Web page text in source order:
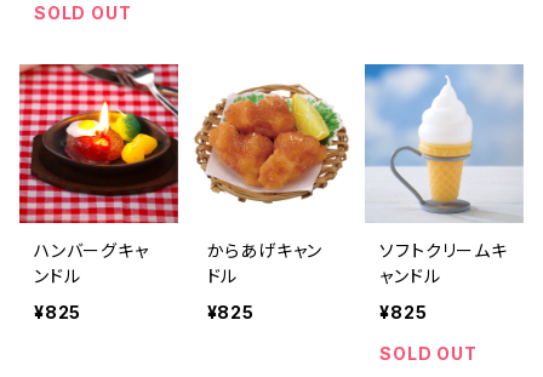
SOLD OUT
ハンバーグキャ
ンドル
¥825
からあげキャン
ドル
¥825
ソフトクリームキ
ャンドル
¥825
SOLD OUT